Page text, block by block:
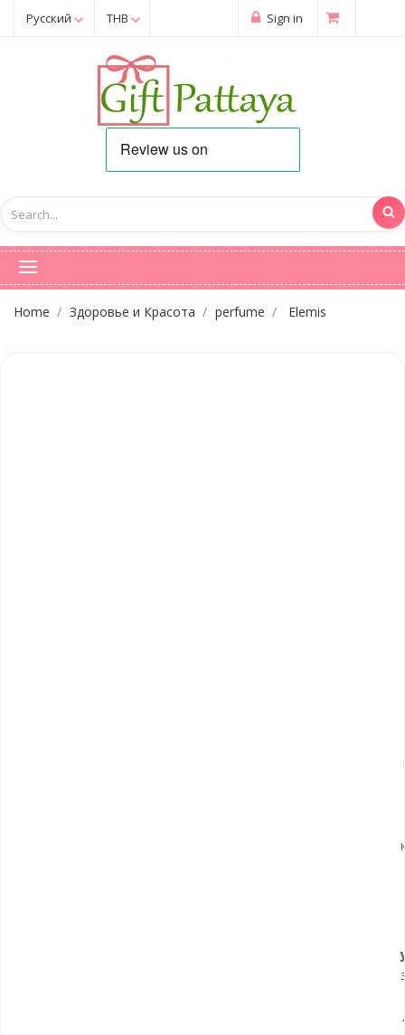
Русский THB Sign in
Home Здоровье и Красота perfume Elemis